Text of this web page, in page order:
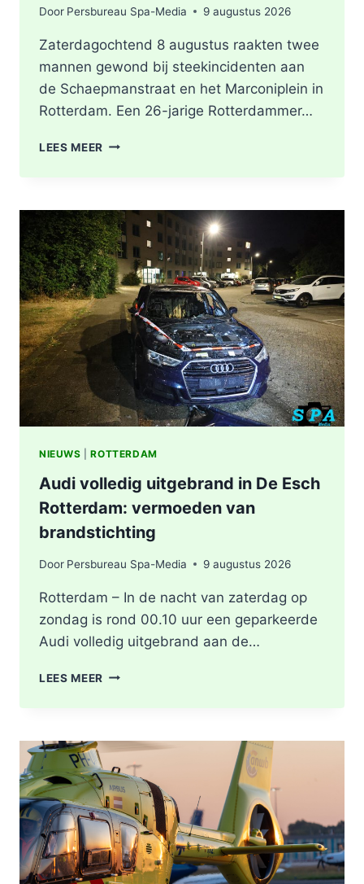
Door Persbureau Spa-Media 9 augustus 2026
Zaterdagochtend 8 augustus raakten twee
mannen gewond bij steekincidenten aan
de Schaepmanstraat en het Marconiplein in
Rotterdam. Een 26-jarige Rotterdammer…
LEES MEER MAN
AANGEHOUDEN
NA
WILLEKEURIG
NEERSTEKEN
VAN
PERSONEN
IN
ROTTERDAM
NIEUWS |ROTTERDAM
Audi volledig uitgebrand in De Esch
Rotterdam: vermoeden van
brandstichting
Door Persbureau Spa-Media 9 augustus 2026
Rotterdam – In de nacht van zaterdag op
zondag is rond 00.10 uur een geparkeerde
Audi volledig uitgebrand aan de…
LEES MEER AUDI
DE
ROTTERDAM:
VERMOEDEN
VAN
BRANDSTICHTING